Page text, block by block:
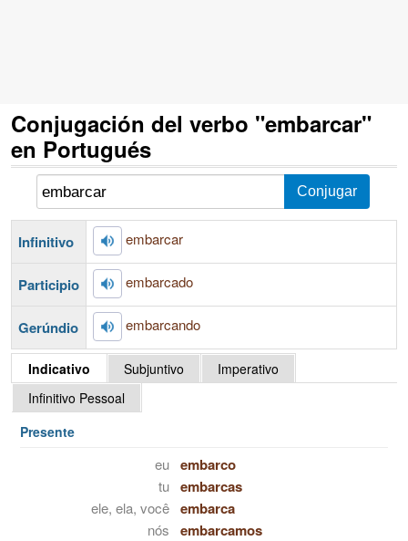
Conjugación del verbo "embarcar"
en Portugués
Infinitivo embarcar
Participio embarcado
Gerúndio embarcando
Indicativo Subjuntivo
Imperativo
Infinitivo Pessoal
Presente
eu embarco
tu embarcas
ele, ela, você embarca
nós embarcamos